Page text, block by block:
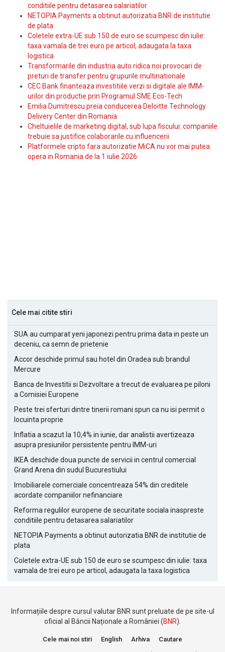
conditiile pentru detasarea salariatilor
NETOPIA Payments a obtinut autorizatia BNR de institutie
de plata
Coletele extra-UE sub 150 de euro se scumpesc din iulie:
taxa vamala de trei euro pe articol, adaugata la taxa
logistica
Transformarile din industria auto ridica noi provocari de
preturi de transfer pentru grupurile multinationale
CEC Bank finanteaza investitiile verzi si digitale ale IMM-
urilor din productie prin Programul SME Eco-Tech
Emilia Dumitrescu preia conducerea Deloitte Technology
Delivery Center din Romania
Cheltuielile de marketing digital, sub lupa fiscului: companiile
trebuie sa justifice colaborarile cu influencerii
Platformele cripto fara autorizatie MiCA nu vor mai putea
opera in Romania de la 1 iulie 2026
Cele mai citite stiri
SUA au cumparat yeni japonezi pentru prima data in peste un
deceniu, ca semn de prietenie
Accor deschide primul sau hotel din Oradea sub brandul
Mercure
Banca de Investitii si Dezvoltare a trecut de evaluarea pe piloni
a Comisiei Europene
Peste trei sferturi dintre tinerii romani spun ca nu isi permit o
locuinta proprie
Inflatia a scazut la 10,4% in iunie, dar analistii avertizeaza
asupra presiunilor persistente pentru IMM-uri
IKEA deschide doua puncte de servicii in centrul comercial
Grand Arena din sudul Bucurestiului
Imobiliarele comerciale concentreaza 54% din creditele
acordate companiilor nefinanciare
Reforma regulilor europene de securitate sociala inaspreste
conditiile pentru detasarea salariatilor
NETOPIA Payments a obtinut autorizatia BNR de institutie de
plata
Coletele extra-UE sub 150 de euro se scumpesc din iulie: taxa
vamala de trei euro pe articol, adaugata la taxa logistica
Informațiile despre cursul valutar BNR sunt preluate de pe site-ul
oficial al Băncii Naționale a României (BNR).
Cele mai noi stiri English Arhiva Cautare